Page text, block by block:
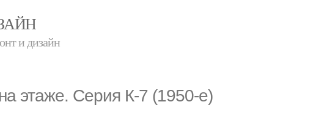
и дизайн
этаже. Серия К-7 (1950-е)